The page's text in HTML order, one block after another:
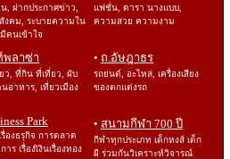
น, ฝากประกาศข่าว,
งคม, ระบายความใน
คนเข้าใจ
แฟชั่น, ดารา นางแบบ,
ความสวย ความงาม
พลาซ่า
ว, ที่กิน ที่เที่ยว, ผับ
นอาหาร, เที่ยวเมือง
• ถ.อัษฎาธร
รถยนต์, อะไหล่, เครื่องเสียง
ของตกแต่งรถ
Park
องธรุกิจ การตลาด
าร เรื่องเิงินเรื่องทอง
• สนามกีฬา 700 ปี
กีฬาทุกประเภท เด็กหงส์ เด็ก
ผี ร่วมกันวิเคราะห์วิจารณ์